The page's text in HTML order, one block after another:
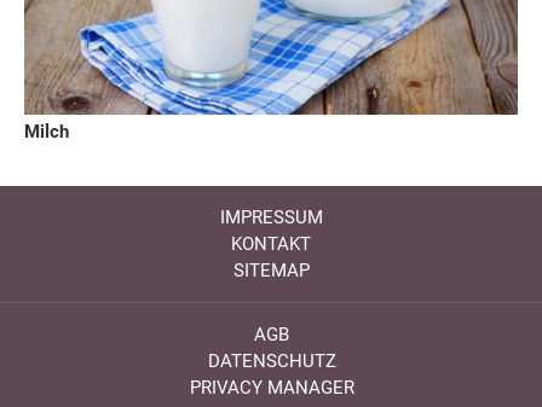
Milch
IMPRESSUM
KONTAKT
SITEMAP
AGB
DATENSCHUTZ
PRIVACY MANAGER